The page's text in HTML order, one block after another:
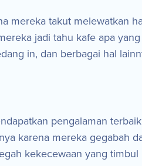
mereka takut melewatkan
jadi tahu kafe apa yang
in, dan berbagai hal
pengalaman terbaik
karena mereka gegabah
kekecewaan yang timbul